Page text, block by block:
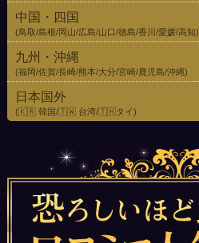
中国・四国
(鳥取/島根/岡山/広島/山口/徳島/香川/愛媛/高知)
九州・沖縄
(福岡/佐賀/長崎/熊本/大分/宮崎/鹿児島/沖縄)
日本国外
(🇰🇷 韓国/🇹🇼 台湾/🇹🇭タイ)